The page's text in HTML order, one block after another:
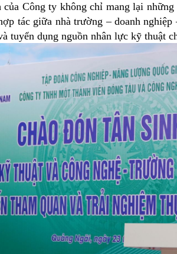
của Công ty không chỉ mang lại
tác giữa nhà trường – doanh
tuyển dụng nguồn nhân lực kỹ thuật